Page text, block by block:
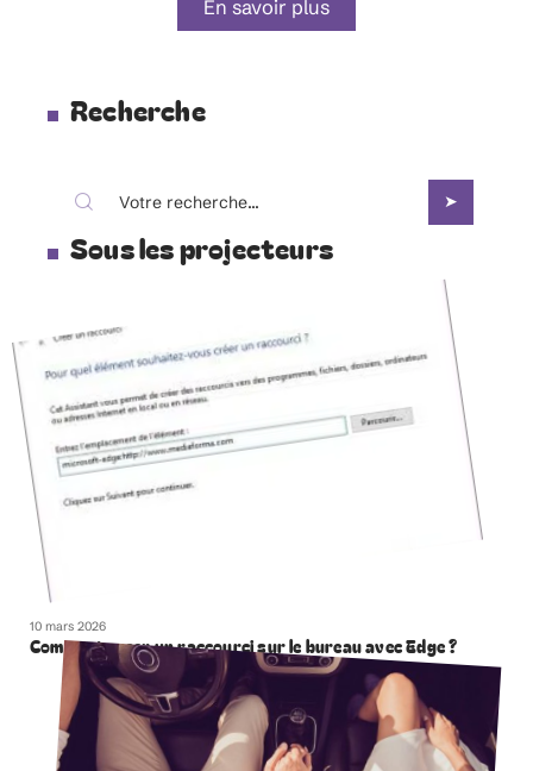
En savoir plus
Recherche
Sous les projecteurs
10 mars 2026
Comment creer un raccourci sur le bureau avec Edge ?